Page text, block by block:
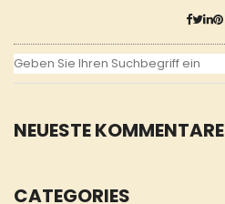
NEUESTE KOMMENTARE
CATEGORIES